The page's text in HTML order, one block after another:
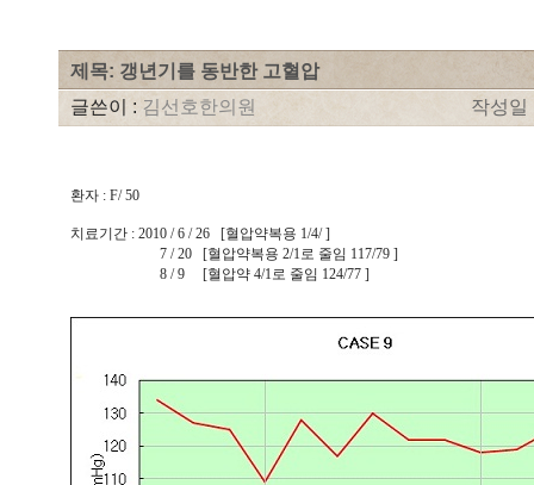
제목: 갱년기를 동반한 고혈압
글쓴이 : 김선호한의원 작성일
환자 : F/ 50
치료기간 : 2010 / 6 / 26 [혈압약복용 1/4/ ]
7 / 20 [혈압약복용 2/1로 줄임 117/79 ]
8 / 9 [혈압약 4/1로 줄임 124/77 ]